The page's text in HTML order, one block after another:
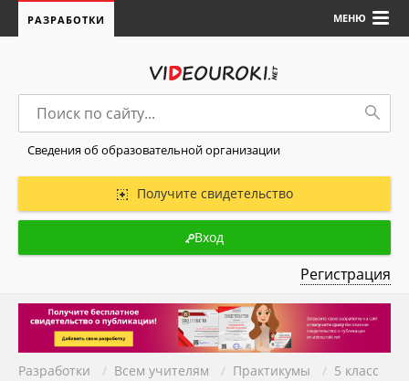
МЕНЮ
РАЗРАБОТКИ
Сведения об образовательной организации
Получите свидетельство
Вход
Регистрация
Разработки / Всем учителям / Практикумы / 5 класс